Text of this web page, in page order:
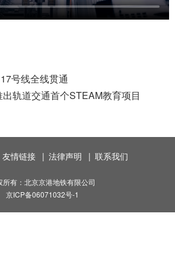
号线全线贯通
轨道交通首个STEAM教育项目
友情链接 | 法律声明 | 联系我们
所有：北京京港地铁有限公司
京ICP备06071032号-1